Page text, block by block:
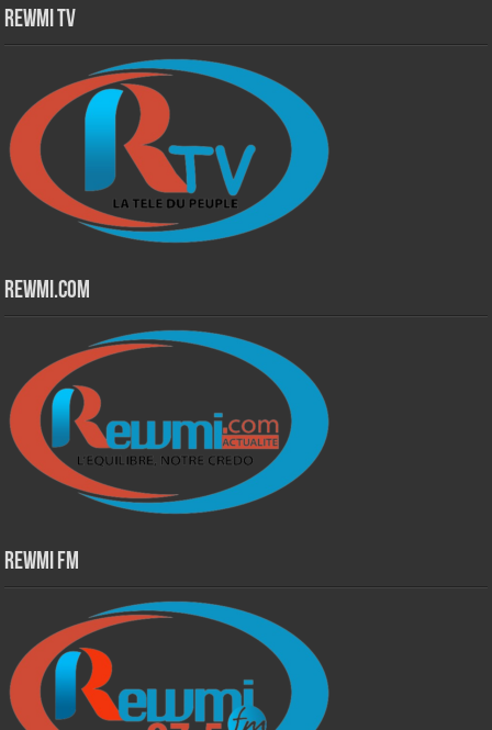
Rewmi TV
Rewmi.Com
Rewmi Fm